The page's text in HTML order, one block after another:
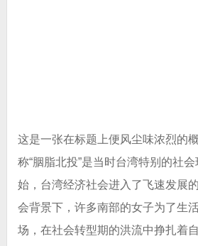
这是一张在标题上便风尘味浓烈的
称“胭脂北投”是当时台湾特别的社
始，台湾经济社会进入了飞速发展
会背景下，许多南部的女子为了生
场，在社会转型期的洪流中挣扎着